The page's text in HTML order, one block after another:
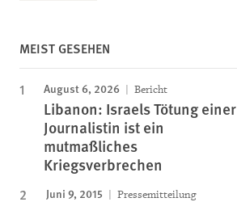
MEIST GESEHEN
August 6, 2026 Bericht
Libanon: Israels Tötung einer
Journalistin ist ein
mutmaßliches
Kriegsverbrechen
Juni 9, 2015 Pressemitteilung